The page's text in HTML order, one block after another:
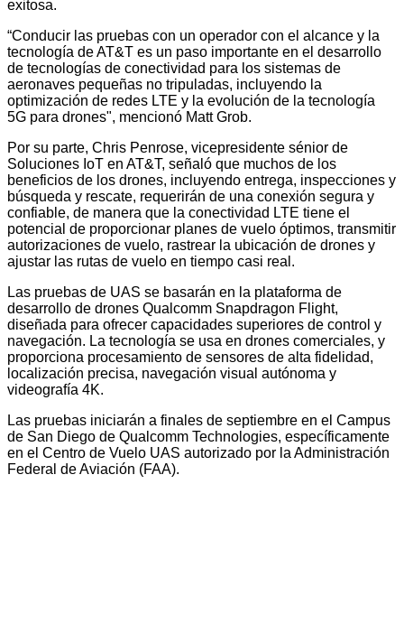
exitosa.
“Conducir las pruebas con un operador con el alcance y la
tecnología de AT&T es un paso importante en el desarrollo
de tecnologías de conectividad para los sistemas de
aeronaves pequeñas no tripuladas, incluyendo la
optimización de redes LTE y la evolución de la tecnología
5G para drones", mencionó Matt Grob.
Por su parte, Chris Penrose, vicepresidente sénior de
Soluciones IoT en AT&T, señaló que muchos de los
beneficios de los drones, incluyendo entrega, inspecciones y
búsqueda y rescate, requerirán de una conexión segura y
confiable, de manera que la conectividad LTE tiene el
potencial de proporcionar planes de vuelo óptimos, transmitir
autorizaciones de vuelo, rastrear la ubicación de drones y
ajustar las rutas de vuelo en tiempo casi real.
Las pruebas de UAS se basarán en la plataforma de
desarrollo de drones Qualcomm Snapdragon Flight,
diseñada para ofrecer capacidades superiores de control y
navegación. La tecnología se usa en drones comerciales, y
proporciona procesamiento de sensores de alta fidelidad,
localización precisa, navegación visual autónoma y
videografía 4K.
Las pruebas iniciarán a finales de septiembre en el Campus
de San Diego de Qualcomm Technologies, específicamente
en el Centro de Vuelo UAS autorizado por la Administración
Federal de Aviación (FAA).